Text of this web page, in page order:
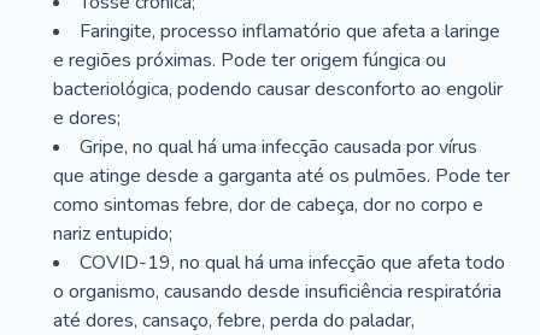
Faringite, processo inflamatório que afeta a laringe
e regiões próximas. Pode ter origem fúngica ou
bacteriológica, podendo causar desconforto ao engolir
e dores;
Gripe, no qual há uma infecção causada por vírus
que atinge desde a garganta até os pulmões. Pode ter
como sintomas febre, dor de cabeça, dor no corpo e
nariz entupido;
COVID-19, no qual há uma infecção que afeta todo
o organismo, causando desde insuficiência respiratória
até dores, cansaço, febre, perda do paladar,